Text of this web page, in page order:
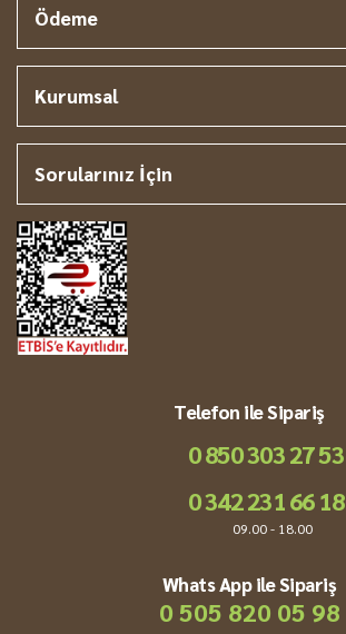
Ödeme
Kurumsal
Sorularınız İçin
Telefon ile Sipariş
0 850 303 27 53
0 342 231 66 18
09.00 - 18.00
Whats App ile Sipariş
0 505 820 05 98